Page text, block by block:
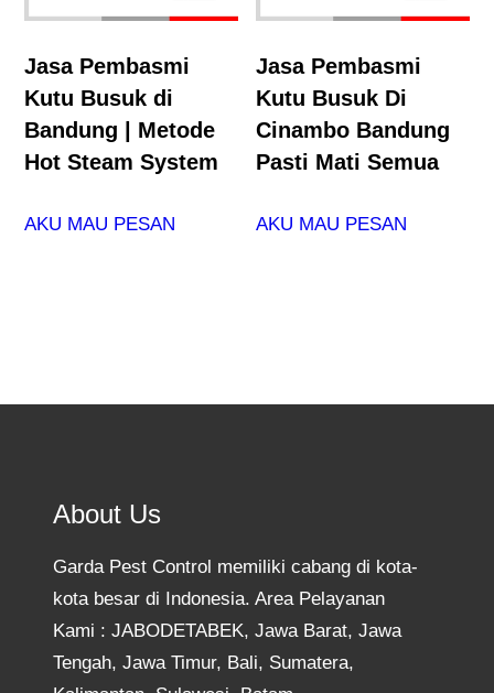
Jasa Pembasmi
Kutu Busuk di
Bandung | Metode
Hot Steam System
AKU MAU PESAN
Jasa Pembasmi
Kutu Busuk Di
Cinambo Bandung
Pasti Mati Semua
AKU MAU PESAN
About Us
Garda Pest Control memiliki cabang di kota-
kota besar di Indonesia. Area Pelayanan
Kami : JABODETABEK, Jawa Barat, Jawa
Tengah, Jawa Timur, Bali, Sumatera,